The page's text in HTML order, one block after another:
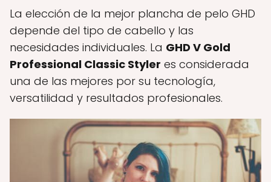
La elección de la mejor plancha de pelo GHD
depende del tipo de cabello y las
necesidades individuales. La GHD V Gold
Professional Classic Styler es considerada
una de las mejores por su tecnología,
versatilidad y resultados profesionales.